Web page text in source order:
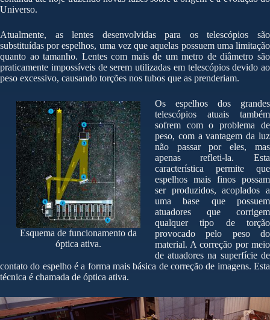
Universo.
Atualmente, as lentes desenvolvidas para os telescópios são
substituídas por espelhos, uma vez que aquelas possuem uma limitação
quanto ao tamanho. Lentes com mais de um metro de diâmetro são
praticamente impossíveis de serem utilizadas em telescópios devido ao
peso excessivo, causando torções nos tubos que as prenderiam.
Esquema de funcionamento da
óptica ativa.
Os espelhos dos grandes
telescópios atuais também
sofrem com o problema de
peso, com a vantagem da luz
não passar por eles, mas
apenas refleti-la. Esta
característica permite que
espelhos mais finos possam
ser produzidos, acoplados a
uma base que possuem
atuadores que corrigem
qualquer tipo de torção
provocado pelo peso do
material. A correção por meio
de atuadores na superfície de
contato do espelho é a forma mais básica de correção de imagens. Esta
técnica é chamada de óptica ativa.